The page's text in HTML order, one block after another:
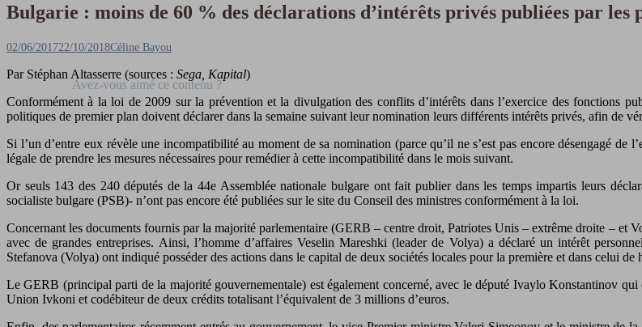
Bulgarie : moins de 60 % des déclarations d’intérêts privés publiées par les
Posted
02/06/201722/10/2018Author
Céline Bayou
Par Stéphan Altasserre (sources : Sega, Kapital)
Conformément à la loi de 2009 sur la prévention et la divulgation des conflits d’intérêts dans l’exercice des fonctions
politiques de premier plan doivent déclarer dans la semaine suivant leur nomination leurs différents intérêts privés, afin de
Si l’un d’entre eux révèle une incompatibilité au moment de sa nomination (parce qu’il ne s’est pas encore désengagé
légale de prendre les mesures nécessaires pour remédier à cette incompatibilité dans le mois suivant.
Or seuls 143 des 240 députés de la 44e Assemblée nationale bulgare ont fait publier dans les temps impartis leurs
socialiste bulgare (PSB)- n’ont pas encore été publiées sur le site du Conseil des ministres conformément à la loi.
Concernant les documents fournis par la majorité parlementaire (GERB – centre droit, Patriotes Unis – extrême droite – et
avec de grandes entreprises. Ainsi, l’homme d’affaires Veselin Mareshki (leader de Volya) a déclaré un intérêt
Stefanova (Volya) ont indiqué posséder des actions dans le capital de deux sociétés locales pour la première et dans celui
Le GERB (principal parti de la majorité gouvernementale) est également concerné, avec le député Ivaylo Konstantinov
Union Ivkoni et codébiteur de deux crédits totalisant l’équivalent de 3 millions d’euros.